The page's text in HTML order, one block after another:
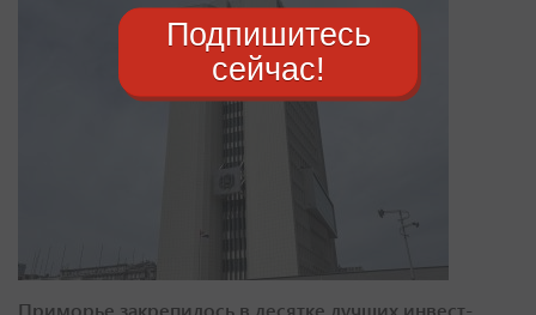
Приморье закрепилось в десятке лучших инвест-
Подпишитесь
сейчас!